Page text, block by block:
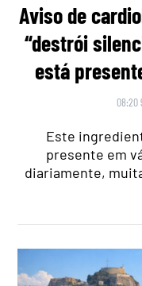
Aviso de
“destrói
está
08:20
Este
presente em
diariamente,